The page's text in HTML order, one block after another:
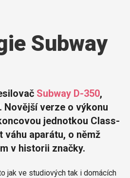
Subway
Subway D-350,
Novější verze o výkonu
jednotkou Class-
váhu aparátu, o němž
v historii značky.
jak ve studiových tak i domácích